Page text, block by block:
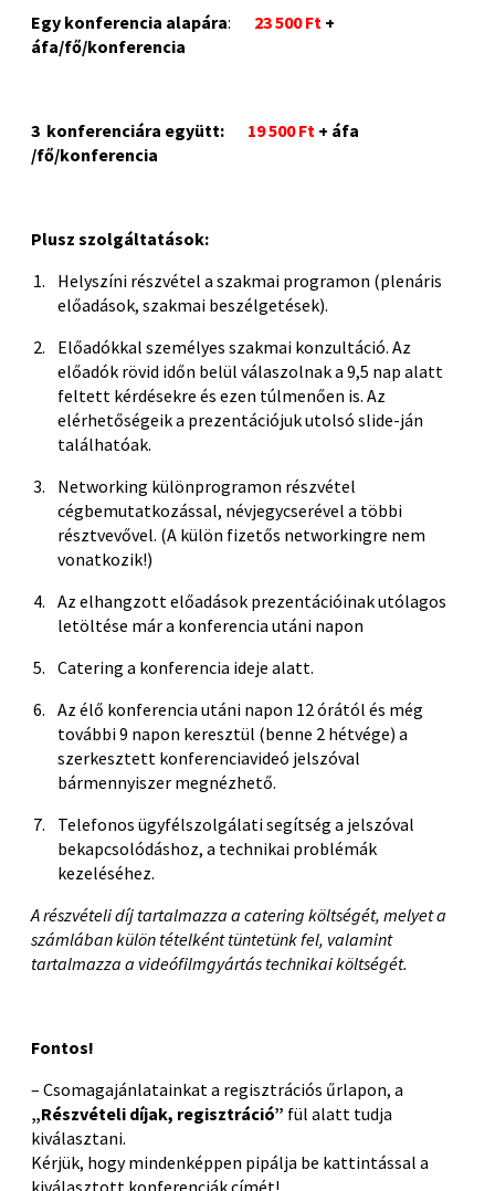
Egy konferencia alapára: 23 500 Ft +
áfa/fő/konferencia
3 konferenciára együtt: 19 500 Ft + áfa
/fő/konferencia
Plusz szolgáltatások:
Helyszíni részvétel a szakmai programon (plenáris
előadások, szakmai beszélgetések).
Előadókkal személyes szakmai konzultáció. Az
előadók rövid időn belül válaszolnak a 9,5 nap alatt
feltett kérdésekre és ezen túlmenően is. Az
elérhetőségeik a prezentációjuk utolsó slide-ján
találhatóak.
Networking különprogramon részvétel
cégbemutatkozással, névjegycserével a többi
résztvevővel. (A külön fizetős networkingre nem
vonatkozik!)
Az elhangzott előadások prezentációinak utólagos
letöltése már a konferencia utáni napon
Catering a konferencia ideje alatt.
Az élő konferencia utáni napon 12 órától és még
további 9 napon keresztül (benne 2 hétvége) a
szerkesztett konferenciavideó jelszóval
bármennyiszer megnézhető.
Telefonos ügyfélszolgálati segítség a jelszóval
bekapcsolódáshoz, a technikai problémák
kezeléséhez.
A részvételi díj tartalmazza a catering költségét, melyet a
számlában külön tételként tüntetünk fel, valamint
tartalmazza a videófilmgyártás technikai költségét.
Fontos!
– Csomagajánlatainkat a regisztrációs űrlapon, a
„Részvételi díjak, regisztráció” fül alatt tudja
kiválasztani.
Kérjük, hogy mindenképpen pipálja be kattintással a